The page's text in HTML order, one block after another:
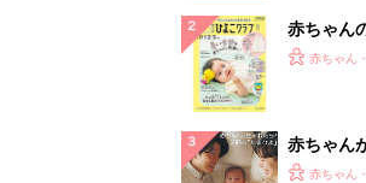
赤ちゃん
てのひよ
赤ちゃん
赤ちゃん
ひよ」
赤ちゃん